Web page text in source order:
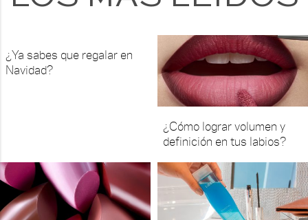
¿Ya sabes que regalar en
Navidad?
¿Cómo lograr volumen y
definición en tus labios?